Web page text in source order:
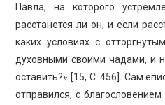
Павла, на которого
расстанется ли он, и если
каких условиях с
духовными своими чадами, и
оставить?» [15, C. 456]. Сам
отправился, с